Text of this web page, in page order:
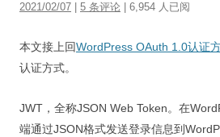
视觉/交互设计
杂项研究
关于本站
2021/02/07 5 条评论 | 6,954 人已阅
本文接上回WordPress OAuth 1.0认证
认证方式。
JWT，全称JSON Web Token。在
端通过JSON格式发送登录信息到